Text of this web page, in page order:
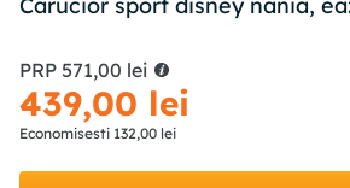
Carucior sport disney nania,
PRP 571,00 lei
439,00 lei
Economisesti 132,00 lei